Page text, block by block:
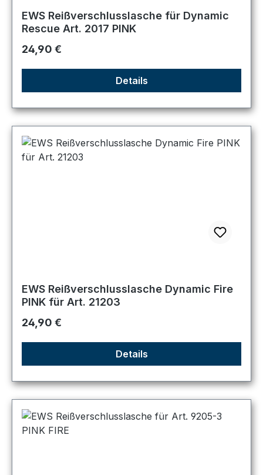
EWS Reißverschlusslasche für Dynamic
Rescue Art. 2017 PINK
Regulärer Preis:
24,90 €
Details
EWS Reißverschlusslasche Dynamic Fire
PINK für Art. 21203
Regulärer Preis:
24,90 €
Details